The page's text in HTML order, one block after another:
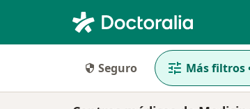
Seguro Más filtros